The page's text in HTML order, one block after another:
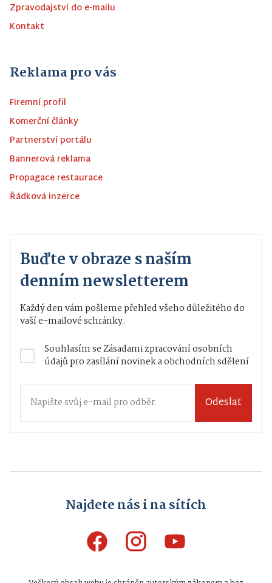
Zpravodajství do e-mailu
Kontakt
Reklama pro vás
Firemní profil
Komerční články
Partnerství portálu
Bannerová reklama
Propagace restaurace
Řádková inzerce
Buďte v obraze s naším
denním newsletterem
Každý den vám pošleme přehled všeho důležitého do
vaší e-mailové schránky.
Souhlasím seZásadami zpracování osobních
údajůpro zasílání novinek a obchodních sdělení
Odeslat
Najdete nás i na sítích